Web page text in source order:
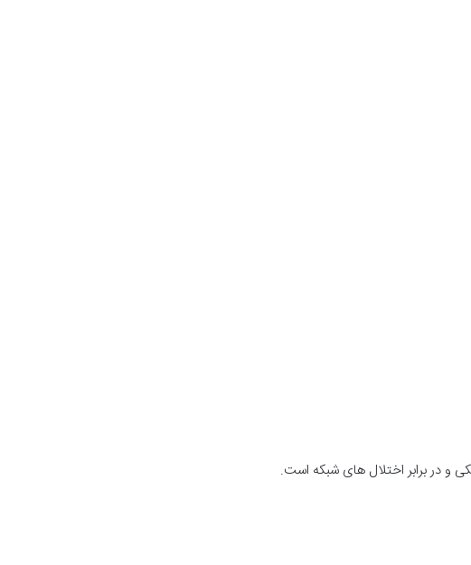
و در برابر اختلال های شبکه است.